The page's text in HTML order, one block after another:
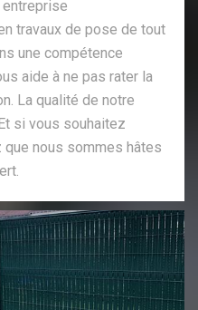
travaux de pose de tout
une compétence
aide à ne pas rater la
La qualité de notre
si vous souhaitez
nous sommes hâtes